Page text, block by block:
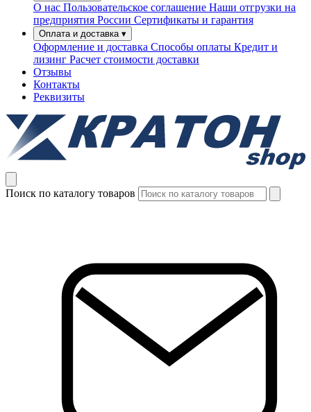
О нас Пользовательское соглашение Наши отгрузки на
предприятия России Сертификаты и гарантия
Оплата и доставка ▾
Оформление и доставка Способы оплаты Кредит и
лизинг Расчет стоимости доставки
Отзывы
Контакты
Реквизиты
Поиск по каталогу товаров